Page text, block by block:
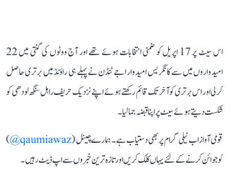
اس سیٹ پر 17 اپریل کو ضمنی انتخابات ہوئے تھے اور آج ووٹوں کی گنتی میں 22
امیدواروں میں سے کانگریس امیدوار اجے ٹنڈن نے پہلے ہی راؤنڈ میں برتری حاصل
کرلی اور اس برتری کو آخر تک قائم رکھتے ہوئے اپنے نزدیک حریف راہل سنگھ لودھی کو
شکست دیتے ہوئے سیٹ پر اپنا قبضہ جمالیا۔
قومی آواز اب ٹیلی گرام پر بھی دستیاب ہے۔ ہمارے چینل (qaumiawaz@
)
کو جوائن کرنے کے لئے یہاں کلک کریں اور تازہ ترین خبروں سے اپ ڈیٹ رہیں۔